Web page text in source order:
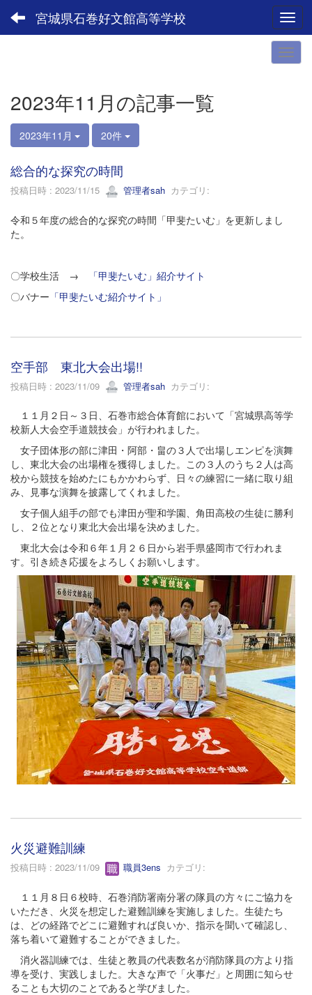
宮城県石巻好文館高等学校
2023年11月の記事一覧
2023年11月 20件
総合的な探究の時間
投稿日時 : 2023/11/15 管理者sah カテゴリ:
令和５年度の総合的な探究の時間「甲斐たいむ」を更新しまし
た。
〇学校生活 →
「甲斐たいむ」紹介サイト
〇バナー 「甲斐たいむ紹介サイト」
空手部 東北大会出場!!
投稿日時 : 2023/11/09 管理者sah カテゴリ:
１１月２日～３日、石巻市総合体育館において「宮城県高等学
校新人大会空手道競技会」が行われました。
女子団体形の部に津田・阿部・畠の３人で出場しエンピを演舞
し、東北大会の出場権を獲得しました。この３人のうち２人は高
校から競技を始めたにもかかわらず、日々の練習に一緒に取り組
み、見事な演舞を披露してくれました。
女子個人組手の部でも津田が聖和学園、角田高校の生徒に勝利
し、２位となり東北大会出場を決めました。
東北大会は令和６年１月２６日から岩手県盛岡市で行われま
す。引き続き応援をよろしくお願いします。
火災避難訓練
投稿日時 : 2023/11/09 職員3ens カテゴリ:
１１月８日６校時、石巻消防署南分署の隊員の方々にご協力を
いただき、火災を想定した避難訓練を実施しました。生徒たち
は、どの経路でどこに避難すれば良いか、指示を聞いて確認し、
落ち着いて避難することができました。
消火器訓練では、生徒と教員の代表数名が消防隊員の方より指
導を受け、実践しました。大きな声で「火事だ」と周囲に知らせ
ることも大切のことであると学びました。